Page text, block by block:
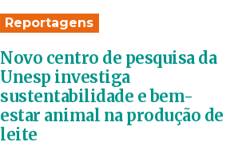
Reportagens
Novo centro de pesquisa da
Unesp investiga
sustentabilidade e bem-
estar animal na produção de
leite